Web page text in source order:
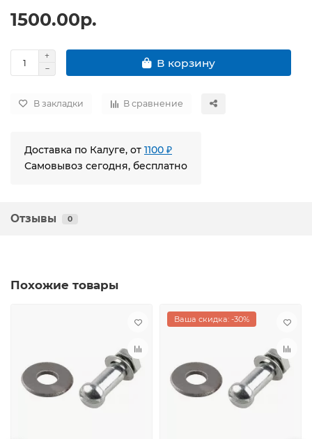
1500.00р.
В корзину
В закладки В сравнение
Доставка по Калуге, от 1100 ₽
Самовывоз сегодня, бесплатно
Отзывы 0
Похожие товары
Ваша скидка: -30%